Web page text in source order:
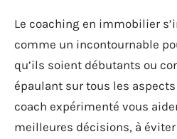
Le coaching en immobilier
comme un incontournable
qu’ils soient débutants ou
épaulant sur tous les
coach expérimenté vous
meilleures décisions, à